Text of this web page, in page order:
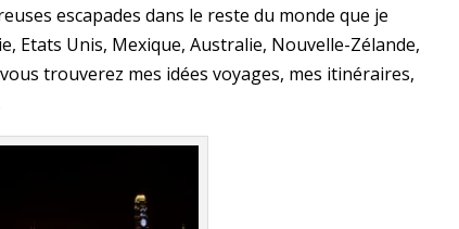
escapades dans le reste du monde que je
Etats Unis, Mexique, Australie, Nouvelle-Zélande,
trouverez mes idées voyages, mes itinéraires,